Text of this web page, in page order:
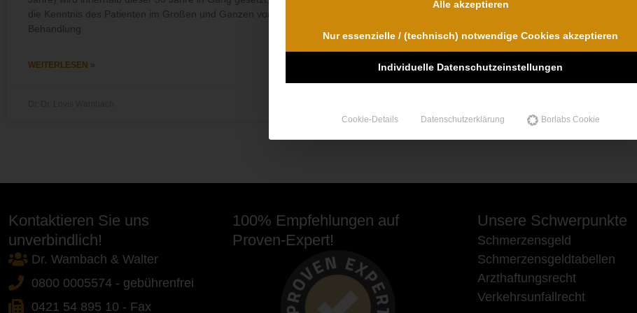
die Kenntnis des Patienten im Großen und Ganzen von einer
Behandlung
WEITERLESEN »
Kontaktieren Sie uns
unverbindlich!
Dr. Wambach & Walter
0800 0005574 - gebührenfrei
0421 54 895 10 - Fax
100% Empfehlungen auf
Proven-Expert!
Unsere Schwerpunkte
Schmerzensgeld
Schmerzensgeldtabellen
Arzthaftungsrecht
Verkehrsunfallrecht
Alle akzeptieren
Nur essenzielle / (technisch) notwendige Cookies akzeptieren
Individuelle Datenschutzeinstellungen
Cookie-Details Datenschutzerklärung Borlabs Cookie